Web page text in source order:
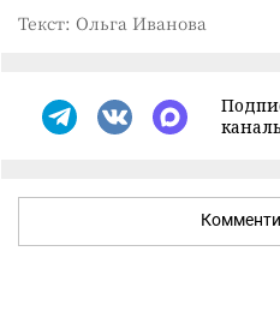
Текст: Ольга Иванова